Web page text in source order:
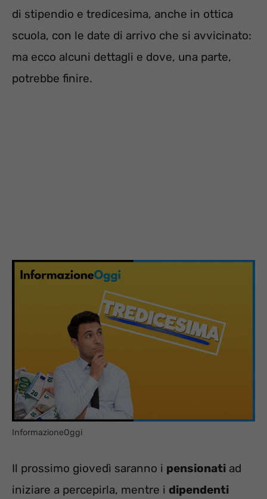
di stipendio e tredicesima, anche in ottica
scuola, con le date di arrivo che si avvicinato:
ma ecco alcuni dettagli e dove, una parte,
potrebbe finire.
InformazioneOggi
Il prossimo giovedì saranno i pensionati ad
iniziare a percepirla, mentre i dipendenti